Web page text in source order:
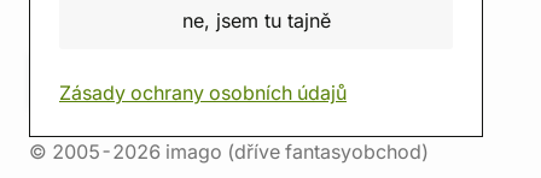
ne, jsem tu tajně
Zásady ochrany osobních údajů
© 2005-2026 imago (dříve fantasyobchod)